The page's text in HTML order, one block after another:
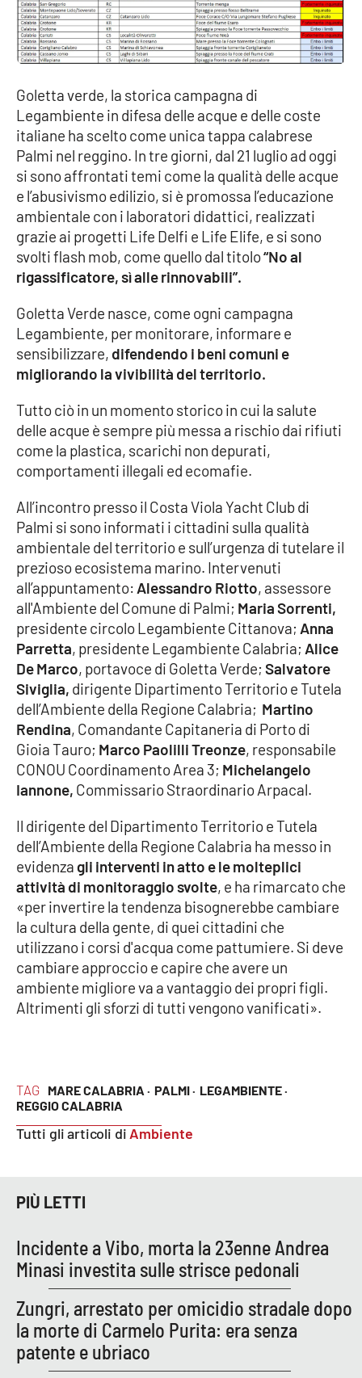
SPECIALI
Buona Sanità Calabria
LA
CALABRIAVISIONE
Destinazioni
Eventi
Food
Storie
NETWORK
Lacplay.it
Lactv.it
Laconair.it
Lacapitalenews.it
Ilreggino.it
Cosenzachannel.it
Ilvibonese.it
Catanzarochannel.it
APP
Android
Apple
TAG MARE CALABRIA · PALMI · LEGAMBIENTE ·
REGGIO CALABRIA
Tutti gli articoli di Ambiente
Goletta verde, la storica campagna di
Legambiente in difesa delle acque e delle coste
italiane ha scelto come unica tappa calabrese
Palmi nel reggino. In tre giorni, dal 21 luglio ad oggi
si sono affrontati temi come la qualità delle acque
e l’abusivismo edilizio, si è promossa l’educazione
ambientale con i laboratori didattici, realizzati
grazie ai progetti Life Delfi e Life Elife, e si sono
svolti flash mob, come quello dal titolo“No al
rigassificatore, sì alle rinnovabili”.
Goletta Verde nasce, come ogni campagna
Legambiente, per monitorare, informare e
sensibilizzare, difendendo i beni comuni e
migliorando la vivibilità del territorio.
Tutto ciò in un momento storico in cui la salute
delle acque è sempre più messa a rischio dai rifiuti
come la plastica, scarichi non depurati,
comportamenti illegali ed ecomafie.
All’incontro presso il Costa Viola Yacht Club di
Palmi si sono informati i cittadini sulla qualità
ambientale del territorio e sull’urgenza di tutelare il
prezioso ecosistema marino. Intervenuti
all’appuntamento: Alessandro Riotto, assessore
all'Ambiente del Comune di Palmi; Maria Sorrenti,
presidente circolo Legambiente Cittanova; Anna
Parretta, presidente Legambiente Calabria; Alice
De Marco, portavoce di Goletta Verde; Salvatore
Siviglia, dirigente Dipartimento Territorio e Tutela
dell’Ambiente della Regione Calabria; Martino
Rendina, Comandante Capitaneria di Porto di
Gioia Tauro; Marco Paolilli Treonze, responsabile
CONOU Coordinamento Area 3; Michelangelo
Iannone, Commissario Straordinario Arpacal.
Il dirigente del Dipartimento Territorio e Tutela
dell’Ambiente della Regione Calabria ha messo in
evidenza gli interventi in atto e le molteplici
attività di monitoraggiosvolte, e ha rimarcato che
«per invertire la tendenza bisognerebbe cambiare
la cultura della gente, di quei cittadini che
utilizzano i corsi d'acqua come pattumiere. Si deve
cambiare approccio e capire che avere un
ambiente migliore va a vantaggio dei propri figli.
Altrimenti gli sforzi di tutti vengono vanificati».
PIÙ LETTI
Incidente a Vibo, morta la 23enne Andrea
Minasi investita sulle strisce pedonali
Zungri, arrestato per omicidio stradale dopo
la morte di Carmelo Purita: era senza
patente e ubriaco